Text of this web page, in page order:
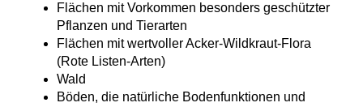
Flächen mit Vorkommen besonders geschützter
Pflanzen und Tierarten
Flächen mit wertvoller Acker-Wildkraut-Flora
(Rote Listen-Arten)
Wald
Böden, die natürliche Bodenfunktionen und